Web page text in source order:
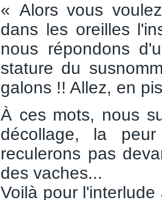
« Alors vous
dans les oreilles
nous répondons
stature du
galons !! Allez, en
À ces mots, nous
décollage, la
reculerons pas
des vaches...
Voilà pour